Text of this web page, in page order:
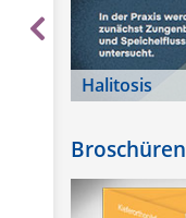
Halitosis
Broschüren